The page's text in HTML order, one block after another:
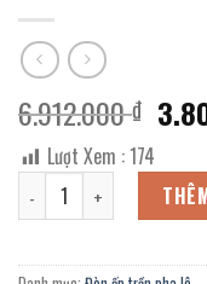
6.912.000₫ Giá
gốc
là:
Lượt Xem :174
Đèn mâm pha lê OFL-